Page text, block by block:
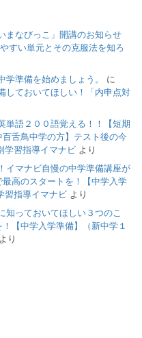
まなびっこ」開講のお知らせ
すい単元とその克服法を知ろ
準備を始めましょう。
に
しておいてほしい！「内申点対
単語２００語覚える！！【短期
百舌鳥中学の方】テスト後の今
学習指導イマナビ より
イマナビ自慢の中学準備講座が
最高のスタートを！【中学入学
習指導イマナビ より
知っておいてほしい３つのこ
【中学入学準備】（新中学１
より